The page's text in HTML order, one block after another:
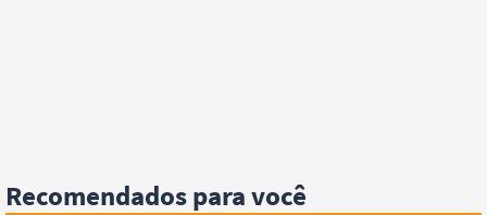
Recomendados para você